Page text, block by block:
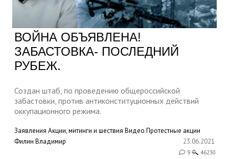
ВОЙНА ОБЪЯВЛЕНА!
ЗАБАСТОВКА- ПОСЛЕДНИЙ
РУБЕЖ.
Создан штаб, по проведению общероссийской
забастовки, против антиконституционных действий
оккупационного режима.
Заявления Акции, митинги и шествия Видео Протестные акции
Филин Владимир
23.06.2021
9 46230